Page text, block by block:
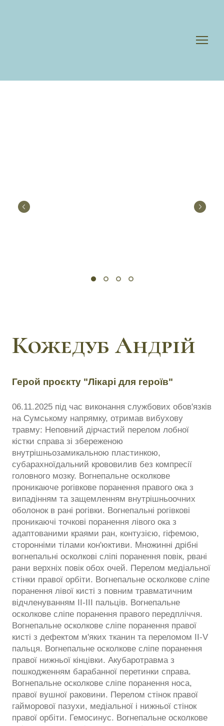
Кожедуб Андрій
Герой проєкту "Лікарі для героїв"
06.11.2025 під час виконання службових обов'язків
на Сумському напрямку, отримав вибухову
травму: Неповний дірчастий перелом лобної
кістки справа зі збереженою
внутрішньозамикальною пластинкою,
субарахноїдальний крововилив без компресії
головного мозку. Вогнепальне осколкове
проникаюче рогівкове поранення правого ока з
випадінням та защемленням внутрішньоочних
оболонок в рані рогівки. Вогнепальні рогівкові
проникаючі точкові поранення лівого ока з
адаптованими краями ран, контузією, гіфемою,
сторонніми тілами кон'юктиви. Множинні дрібні
вогнепальні осколкові сліпі поранення повік, рвані
рани верхніх повік обох очей. Перелом медіальної
стінки правої орбіти. Вогнепальне осколкове сліпе
поранення лівої кисті з повним травматичним
відчленуванням ІІ-ІІІ пальців. Вогнепальне
осколкове сліпе поранення правого передпліччя.
Вогнепальне осколкове сліпе поранення правої
кисті з дефектом м'яких тканин та переломом II-V
пальця. Вогнепальне осколкове сліпе поранення
правої нижньої кінцівки. Акубаротравма з
пошкодженням барабанної перетинки справа.
Вогнепальне осколкове сліпе поранення носа,
правої вушної раковини. Перелом стінок правої
гайморової пазухи, медіальної і нижньої стінок
правої орбіти. Гемосинус. Вогнепальне осколкове